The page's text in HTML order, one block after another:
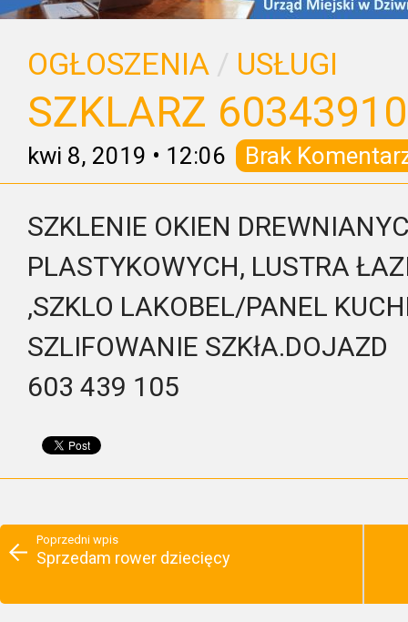
OGŁOSZENIA / USŁUGI
SZKLARZ
kwi 8, 2019 • 12:06 Brak
SZKLENIE OKIEN
PLASTYKOWYCH, LUSTRA
,SZKLO LAKOBEL/PANEL
SZLIFOWANIE SZKłA.DOJAZD
603 439 105
Poprzedni wpis
Sprzedam rower dziecięcy